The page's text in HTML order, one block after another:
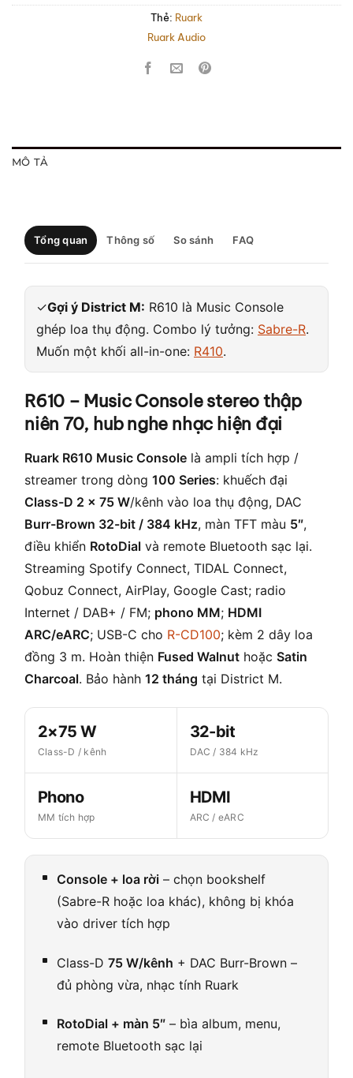
Thẻ: Ruark
Ruark Audio
MÔ TẢ
Tổng quan Thông số So sánh FAQ
✓Gợi ý District M: R610 là Music Console
ghép loa thụ động. Combo lý tưởng: Sabre-R.
Muốn một khối all-in-one: R410.
R610 – Music Console stereo thập
niên 70, hub nghe nhạc hiện đại
Ruark R610 Music Console là ampli tích hợp /
streamer trong dòng 100 Series: khuếch đại
Class-D 2 × 75 W/kênh vào loa thụ động, DAC
Burr-Brown 32-bit / 384 kHz, màn TFT màu 5″,
điều khiển RotoDial và remote Bluetooth sạc lại.
Streaming Spotify Connect, TIDAL Connect,
Qobuz Connect, AirPlay, Google Cast; radio
Internet / DAB+ / FM; phono MM; HDMI
ARC/eARC; USB-C cho R-CD100; kèm 2 dây loa
đồng 3 m. Hoàn thiện Fused Walnut hoặc Satin
Charcoal. Bảo hành 12 tháng tại District M.
2×75 W
Class-D / kênh
32-bit
DAC / 384 kHz
Phono
MM tích hợp
HDMI
ARC / eARC
Console + loa rời– chọn bookshelf
(Sabre-R hoặc loa khác), không bị khóa
vào driver tích hợp
Class-D 75 W/kênh + DAC Burr-Brown –
đủ phòng vừa, nhạc tính Ruark
RotoDial + màn 5″– bìa album, menu,
remote Bluetooth sạc lại